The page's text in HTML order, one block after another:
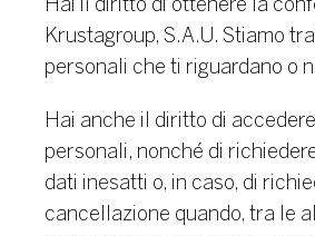
Hai il diritto di ottenere la
Krustagroup, S.A.U. Stiamo
personali che ti riguardano o
Hai anche il diritto di
personali, nonché di
dati inesatti o, in caso, di
cancellazione quando, tra le